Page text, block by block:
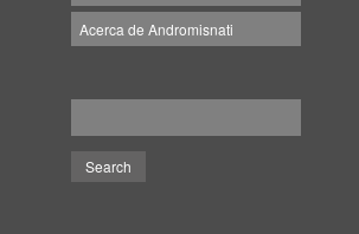
Acerca de Andromisnati